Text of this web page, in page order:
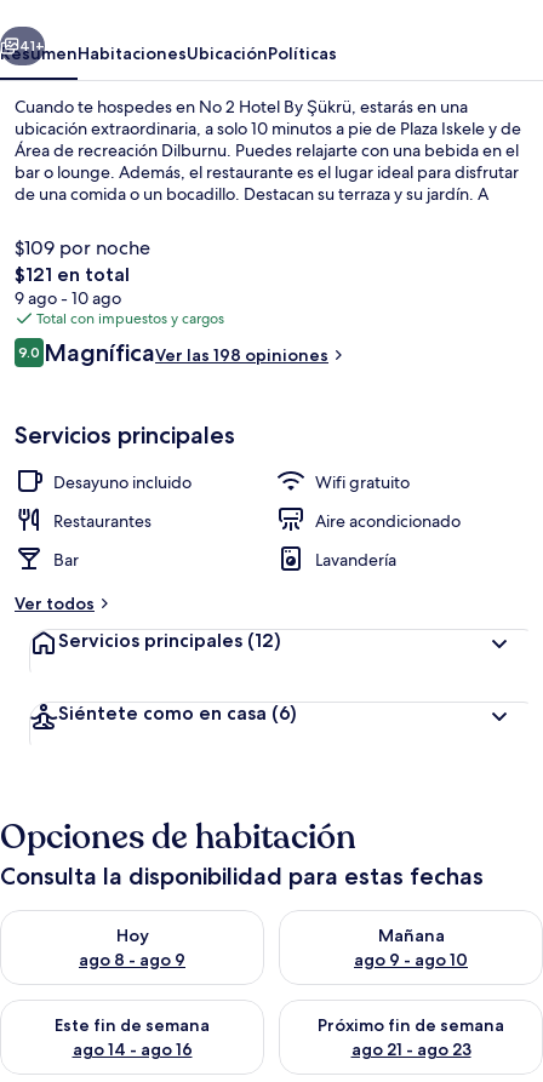
Şükrü
Siguiente
41+
ResumenHabitacionesUbicaciónPolíticas
Cuando te hospedes en No 2 Hotel By Şükrü, estarás en una
ubicación extraordinaria, a solo 10 minutos a pie de Plaza Iskele y de
Área de recreación Dilburnu. Puedes relajarte con una bebida en el
bar o lounge. Además, el restaurante es el lugar ideal para disfrutar
de una comida o un bocadillo. Destacan su terraza y su jardín. A
$109 por noche
El
precio
total
es
de
$121 en total
9 ago - 10 ago
Total con impuestos y cargos
Opiniones
9.09.0 de 10,
MagníficaVer las 198 opiniones
Servicios principales
Desayuno incluido
Wifi gratuito
Restaurantes
Aire acondicionado
Bar
Lavandería
Ver todos
Servicios principales (12)
Siéntete como en casa (6)
Opciones de habitación
Consulta la disponibilidad para estas fechas
Hoy
ago 8 - ago 9
Consulta la disponibilidad para hoy ago 8 - ago 9
Mañana
ago 9 - ago 10
Consulta la disponibilidad
Este fin de semana
ago 14 - ago 16
Consulta la disponibilidad para este fin de semana ago 14 -
Próximo fin de semana
ago 21 - ago 23
Consulta la disponibilidad